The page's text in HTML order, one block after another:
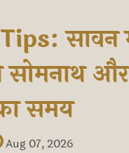
सावन
समय
Aug 07, 2026